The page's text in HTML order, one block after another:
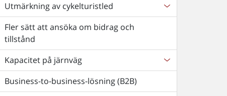
Utmärkning av cykelturistled
Fler sätt att ansöka om bidrag och
tillstånd
Kapacitet på järnväg
Business-to-business-lösning (B2B)